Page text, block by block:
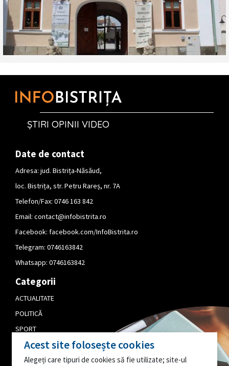
ȘTIRI OPINII VIDEO
Date de contact
Adresa: jud. Bistrița-Năsăud,
loc. Bistrița, str. Petru Rareș, nr. 7A
Telefon/Fax: 0746 163 842
Email: contact@infobistrita.ro
Facebook: facebook.com/InfoBistrita.ro
Telegram: 0746163842
Whatsapp: 0746163842
Categorii
ACTUALITATE
POLITICĂ
SPORT
CULTURĂ
PUBLICITATE
Acest site folosește cookies
Alegeți care tipuri de cookies să fie utilizate; site-ul